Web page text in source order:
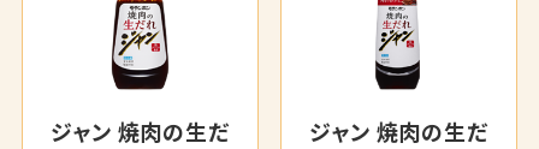
ジャン 焼肉の生だ
ジャン 焼肉の生だ